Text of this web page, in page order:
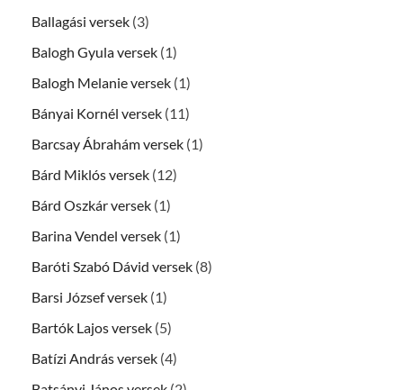
Ballagási versek (3)
Balogh Gyula versek (1)
Balogh Melanie versek (1)
Bányai Kornél versek (11)
Barcsay Ábrahám versek (1)
Bárd Miklós versek (12)
Bárd Oszkár versek (1)
Barina Vendel versek (1)
Baróti Szabó Dávid versek (8)
Barsi József versek (1)
Bartók Lajos versek (5)
Batízi András versek (4)